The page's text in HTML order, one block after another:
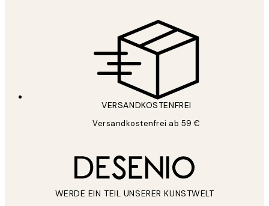
VERSANDKOSTENFREI
Versandkostenfrei ab 59 €
WERDE EIN TEIL UNSERER KUNSTWELT